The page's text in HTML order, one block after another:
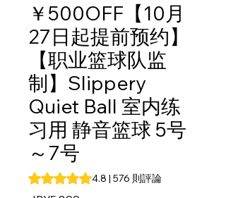
￥500OFF【10月
27日起提前预约】
【职业篮球队监
制】Slippery
Quiet Ball 室内练
习用 静音篮球 5号
～7号
根據 576 則評論，評等為 4.8 顆星（滿
4.8 | 576 則評論